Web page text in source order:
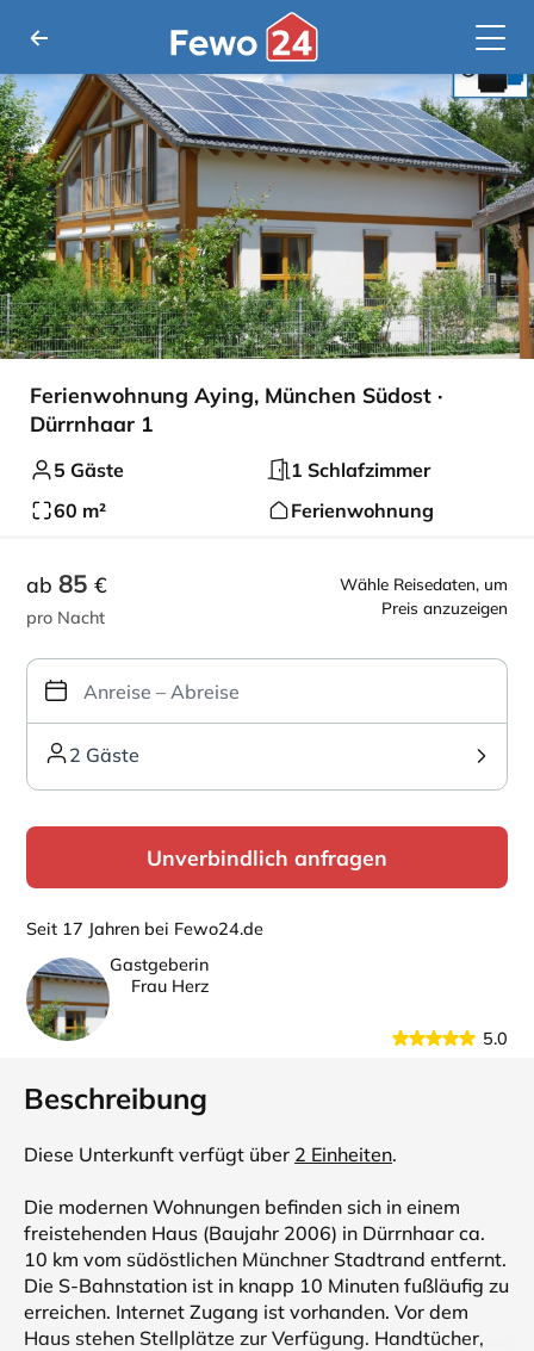
Ferienwohnung Aying, München Südost ·
Dürrnhaar 1
5 Gäste
1 Schlafzimmer
60 m²
Ferienwohnung
Wähle Reisedaten, um
Preis anzuzeigen
ab 85 €
pro Nacht
2 Gäste
Unverbindlich anfragen
Seit 17 Jahren bei Fewo24.de
Gastgeberin
Frau Herz
5.0
Beschreibung
Diese Unterkunft verfügt über 2 Einheiten.
Die modernen Wohnungen befinden sich in einem
freistehenden Haus (Baujahr 2006) in Dürrnhaar ca.
10 km vom südöstlichen Münchner Stadtrand entfernt.
Die S-Bahnstation ist in knapp 10 Minuten fußläufig zu
erreichen. Internet Zugang ist vorhanden. Vor dem
Haus stehen Stellplätze zur Verfügung. Handtücher,